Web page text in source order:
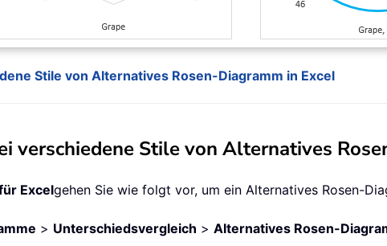
Stile von Alternatives Rosen-Diagramm in Excel
verschiedene Stile von Alternatives
Excelgehen Sie wie folgt vor, um ein Alternatives Rosen-
> Unterschiedsvergleich > Alternatives Rosen-